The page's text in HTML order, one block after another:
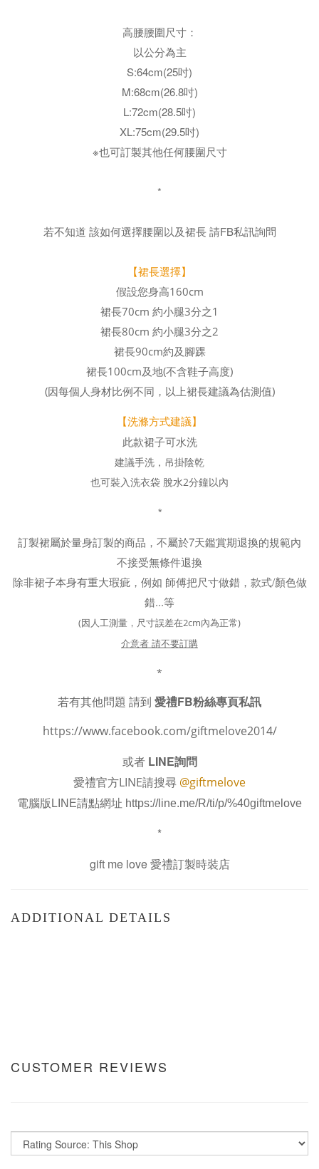
高腰腰圍尺寸：
以公分為主
S:64cm(25吋)
M:68cm(26.8吋)
L:72cm(28.5吋)
XL:75cm(29.5吋)
※也可訂製其他任何腰圍尺寸
*
若不知道 該如何選擇腰圍以及裙長請FB私訊詢問
【裙長選擇】
假設您身高160cm
裙長70cm 約小腿3分之1
裙長80cm 約小腿3分之2
裙長90cm約及腳踝
裙長100cm及地(不含鞋子高度)
(因每個人身材比例不同，以上裙長建議為估測值)
【洗滌方式建議】
此款裙子可水洗
建議手洗，吊掛陰乾
也可裝入洗衣袋 脫水2分鐘以內
*
訂製裙屬於量身訂製的商品，不屬於7天鑑賞期退換的規範內
不接受無條件退換
除非裙子本身有重大瑕疵，例如 師傅把尺寸做錯，款式/顏色做
錯...等
(因人工測量，尺寸誤差在2cm內為正常)
介意者 請不要訂購
*
若有其他問題 請到 愛禮FB粉絲專頁私訊
https://www.facebook.com/giftmelove2014/
或者 LINE詢問
愛禮官方LINE請搜尋 @giftmelove
電腦版LINE請點網址 https://line.me/R/ti/p/%40giftmelove
*
gift me love 愛禮訂製時裝店
ADDITIONAL DETAILS
CUSTOMER REVIEWS